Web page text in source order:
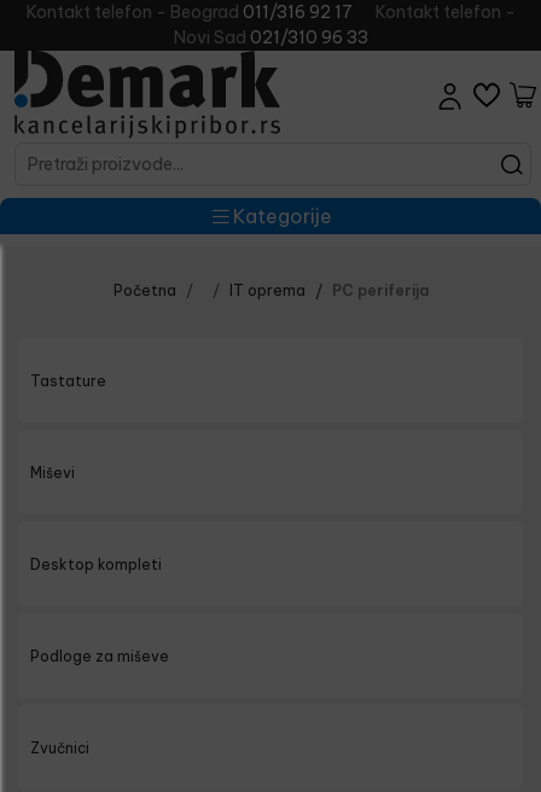
Kontakt telefon - Beograd 011/316 92 17
Kontakt telefon -
Novi Sad 021/310 96 33
Kategorije
Početna IT oprema PC periferija
Tastature
Miševi
Desktop kompleti
Podloge za miševe
Zvučnici